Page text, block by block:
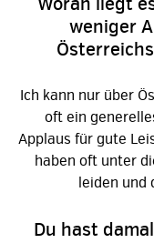
weniger
Ich kann nur über
oft ein
Applaus für gute
haben oft unter
leiden und
Du hast